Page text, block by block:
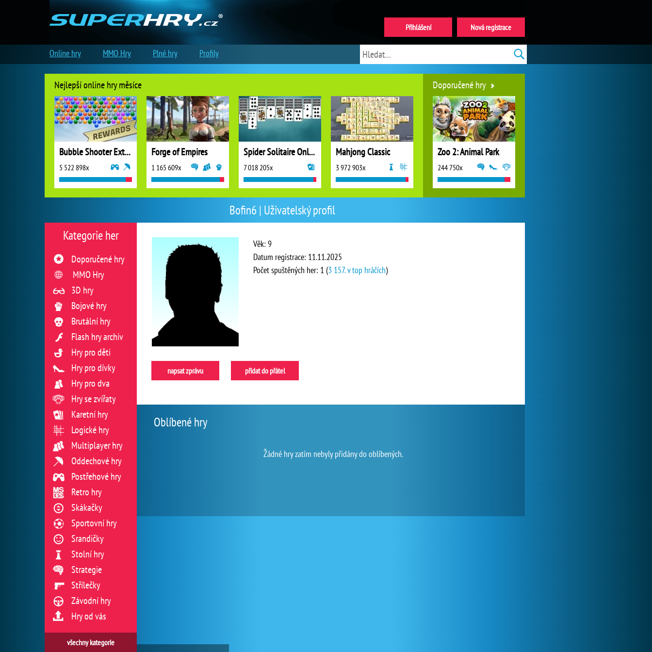
Bofin6 | Uživatelský profil
Věk: 9
Datum registrace: 11.11.2025
Počet spuštěných her: 1 (3 157. v top hráčích)
napsat zprávu přidat do přátel
Oblíbené hry
Žádné hry zatím nebyly přidány do oblíbených.
Kategorie her
Doporučené hry
MMO Hry
3D hry
Bojové hry
Brutální hry
Flash hry archiv
Hry pro děti
Hry pro dívky
Hry pro dva
Hry se zvířaty
Karetní hry
Logické hry
Multiplayer hry
Oddechové hry
Postřehové hry
Retro hry
Skákačky
Sportovní hry
Srandičky
Stolní hry
Strategie
Střílečky
Závodní hry
Hry od vás
všechny kategorie
Nejlepší online hry měsíce
Bubble Shooter Extreme
5 522 898x
Forge of Empires
1 165 609x
Spider Solitaire Online
7 018 205x
Mahjong Classic
3 972 903x
Doporučené hry
Zoo 2: Animal Park
244 750x
Nová registrace
Přihlášení
Online hry MMO Hry Plné hry Profily